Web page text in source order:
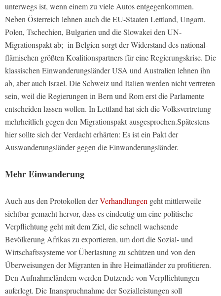
unterwegs ist, wenn einem zu viele Autos entgegenkommen.
Neben Österreich lehnen auch die EU-Staaten Lettland, Ungarn,
Polen, Tschechien, Bulgarien und die Slowakei den UN-
Migrationspakt ab; in Belgien sorgt der Widerstand des national-
flämischen größten Koalitionspartners für eine Regierungskrise. Die
klassischen Einwanderungsländer USA und Australien lehnen ihn
ab, aber auch Israel. Die Schweiz und Italien werden nicht vertreten
sein, weil die Regierungen in Bern und Rom erst die Parlamente
entscheiden lassen wollen. In Lettland hat sich die Volksvertretung
mehrheitlich gegen den Migrationspakt ausgesprochen.Spätestens
hier sollte sich der Verdacht erhärten: Es ist ein Pakt der
Auswanderungsländer gegen die Einwanderungsländer.
Mehr Einwanderung
Auch aus den Protokollen derVerhandlungen geht mittlerweile
sichtbar gemacht hervor, dass es eindeutig um eine politische
Verpflichtung geht mit dem Ziel, die schnell wachsende
Bevölkerung Afrikas zu exportieren, um dort die Sozial- und
Wirtschaftssysteme vor Überlastung zu schützen und von den
Überweisungen der Migranten in ihre Heimatländer zu profitieren.
Den Aufnahmeländern werden Dutzende von Verpflichtungen
auferlegt. Die Inanspruchnahme der Sozialleistungen soll